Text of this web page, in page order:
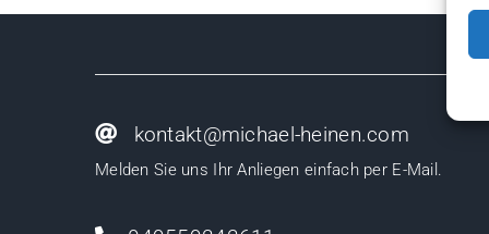
kontakt@michael-heinen.com
Melden Sie uns Ihr Anliegen einfach per E-Mail.